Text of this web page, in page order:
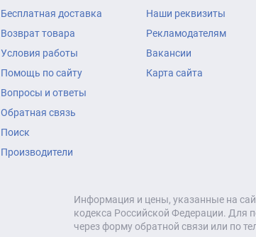
Бесплатная доставка
Возврат товара
Условия работы
Помощь по сайту
Вопросы и ответы
Обратная связь
Поиск
Производители
Наши реквизиты
Рекламодателям
Вакансии
Карта сайта
Информация и цены, указанные на
кодекса Российской Федерации. Для
через форму обратной связи или по